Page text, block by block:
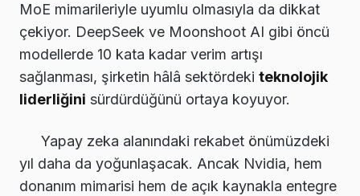
MoE mimarileriyle uyumlu olmasıyla da dikkat
çekiyor. DeepSeek ve Moonshoot AI gibi öncü
modellerde 10 kata kadar verim artışı
sağlanması, şirketin hâlâ sektördeki teknolojik
liderliğini sürdürdüğünü ortaya koyuyor.
Yapay zeka alanındaki rekabet önümüzdeki
yıl daha da yoğunlaşacak. Ancak Nvidia, hem
donanım mimarisi hem de açık kaynakla entegre